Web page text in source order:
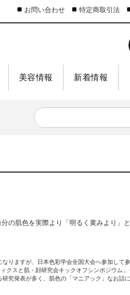
美容情報 新着情報
お問い合わせ 特定商取引法
の肌色を実際より「明るく黄みより」
なりますが、日本色彩学会全国大会へ参加して
クスと肌・顔研究会キックオフシンポジウム
研究発表が多く、肌色の「マニアック」なお話